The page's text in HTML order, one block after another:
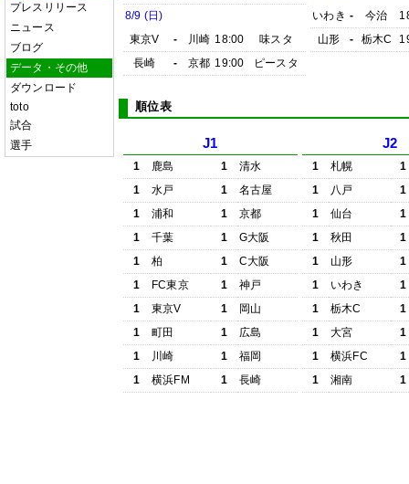
プレスリリース
ニュース
ブログ
データ・その他
ダウンロード
toto
試合
選手
8/9 (日)
東京V
- 川崎 18:00
味スタ
長崎
- 京都 19:00 ピースタ
いわき - 今治
山形
- 栃木C
順位表
J1
1 鹿島 1
清水
1
水戸 1
名古屋
1
浦和 1
京都
1
千葉 1
G大阪
1
柏 1
C大阪
1
FC東京 1
神戸
1
東京V 1
岡山
1
町田 1
広島
1
川崎 1
福岡
1
横浜FM 1 長崎
J2
1 札幌
1
1
八戸
1
1
仙台
1
1
秋田
1
1
山形
1
1
いわき
1
1
栃木C
1
1
大宮
1
1
横浜FC
1
1
湘南 1